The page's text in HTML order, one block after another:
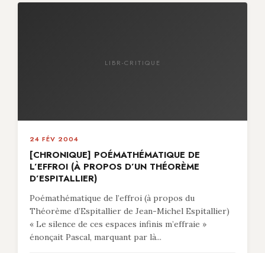
LIBR-CRITIQUE
24 FÉV 2004
[CHRONIQUE] POÉMATHÉMATIQUE DE
L’EFFROI (À PROPOS D’UN THÉORÈME
D’ESPITALLIER)
Poémathématique de l’effroi (à propos du
Théorème d’Espitallier de Jean-Michel Espitallier)
« Le silence de ces espaces infinis m’effraie »
énonçait Pascal, marquant par là...